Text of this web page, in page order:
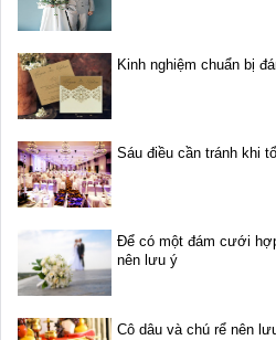
Kinh nghiệm chuẩn bị
Sáu điều cần tránh khi
Để có một đám cưới
nên lưu ý
Cô dâu và chú rể nên